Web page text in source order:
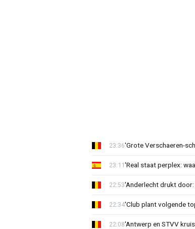
'Grote Verschaeren-
23:36
'Real staat perplex:
23:11
'Anderlecht drukt
22:53
'Club plant volgende
22:34
'Antwerp en STVV
22:08